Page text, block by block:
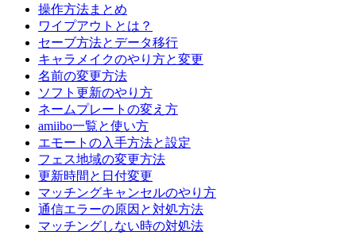
操作方法まとめ
ワイプアウトとは？
セーブ方法とデータ移行
キャラメイクのやり方と変更
名前の変更方法
ソフト更新のやり方
ネームプレートの変え方
amiibo一覧と使い方
エモートの入手方法と設定
フェス地域の変更方法
更新時間と日付変更
マッチングキャンセルのやり方
通信エラーの原因と対処方法
マッチングしない時の対処法